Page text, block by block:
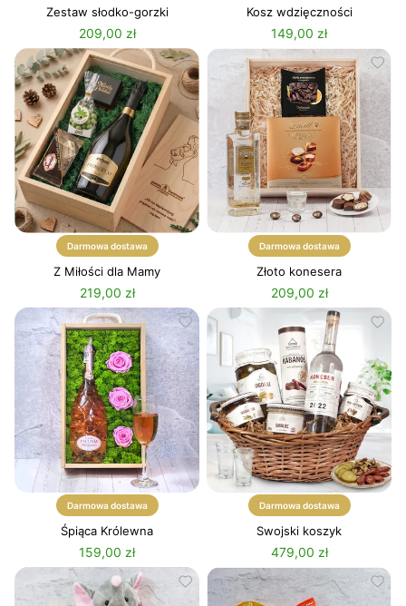
Zestaw słodko-gorzki
209,00 zł
Kosz wdzięczności
149,00 zł
Darmowa dostawa
Z Miłości dla Mamy
219,00 zł
Darmowa dostawa
Złoto konesera
209,00 zł
Darmowa dostawa
Śpiąca Królewna
159,00 zł
Darmowa dostawa
Swojski koszyk
479,00 zł